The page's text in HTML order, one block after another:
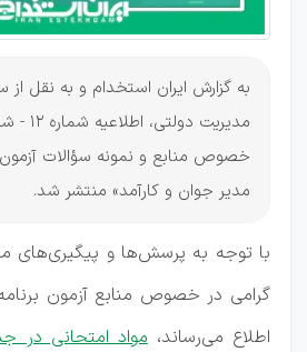
به گزارش ایران استخدام و به نقل
مدیریت
مدیر جوان و کارآمد» منتشر شد.
با توجه به پرسش‌ها و پیگیری‌های
اطلاع می‌رساند،مواد امتحانی در